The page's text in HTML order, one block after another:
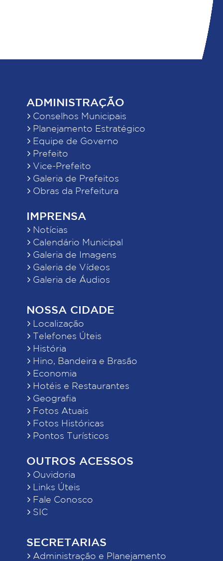
ADMINISTRAÇÃO
Conselhos Municipais
Planejamento Estratégico
Equipe de Governo
Prefeito
Vice-Prefeito
Galeria de Prefeitos
Obras da Prefeitura
IMPRENSA
Notícias
Calendário Municipal
Galeria de Imagens
Galeria de Vídeos
Galeria de Áudios
NOSSA CIDADE
Localização
Telefones Úteis
História
Hino, Bandeira e Brasão
Economia
Hotéis e Restaurantes
Geografia
Fotos Atuais
Fotos Históricas
Pontos Turísticos
OUTROS ACESSOS
Ouvidoria
Links Úteis
Fale Conosco
SIC
SECRETARIAS
Administração e Planejamento